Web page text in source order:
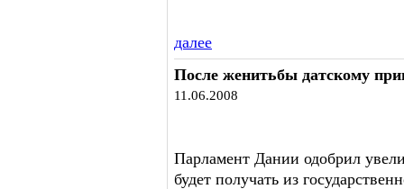
далее
После женитьбы датскому
11.06.2008
Парламент Дании одобрил
будет получать из